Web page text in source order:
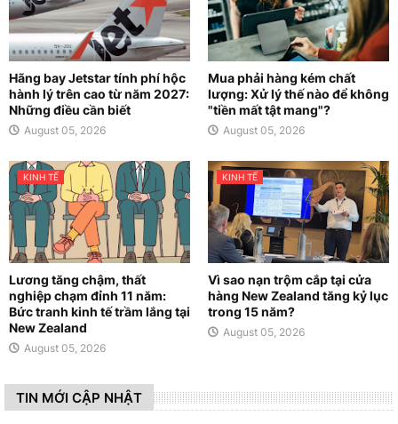
Hãng bay Jetstar tính phí hộc
hành lý trên cao từ năm 2027:
Những điều cần biết
August 05, 2026
Mua phải hàng kém chất
lượng: Xử lý thế nào để không
"tiền mất tật mang"?
August 05, 2026
KINH TẾ
Lương tăng chậm, thất
nghiệp chạm đỉnh 11 năm:
Bức tranh kinh tế trầm lắng tại
New Zealand
August 05, 2026
KINH TẾ
Vì sao nạn trộm cắp tại cửa
hàng New Zealand tăng kỷ lục
trong 15 năm?
August 05, 2026
TIN MỚI CẬP NHẬT